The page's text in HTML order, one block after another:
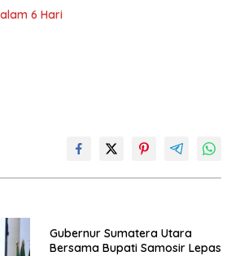
6 Hari
Gubernur Sumatera Utara
Bersama Bupati Samosir Lepas